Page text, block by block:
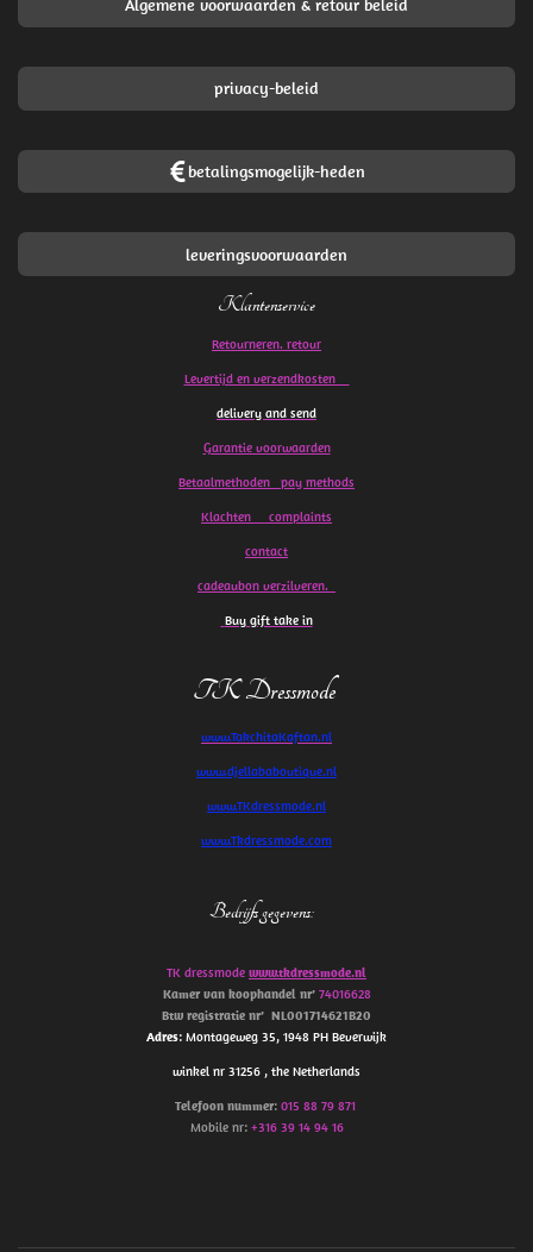
Algemene voorwaarden & retour beleid
privacy-beleid
betalingsmogelijk-heden
leveringsvoorwaarden
Klantenservice
Retourneren. retour
Levertijd en verzendkosten
delivery and send
Garantie voorwaarden
Betaalmethoden pay methods
Klachten complaints
contact
cadeaubon verzilveren.
Buy gift take in
TK Dressmode
www.TakchitaKaftan.nl
www.djellababoutique.nl
www.TKdressmode.nl
www.Tkdressmode.com
Bedrijfs gegevens:
TK dressmode www.tkdressmode.nl
Kamer van koophandel nr’ 74016628
Btw registratie nr’ NL001714621B20
Adres: Montageweg 35, 1948 PH Beverwijk
winkel nr 31256 , the Netherlands
Telefoon nummer:015 88 79 871
Mobile nr: +316 39 14 94 16